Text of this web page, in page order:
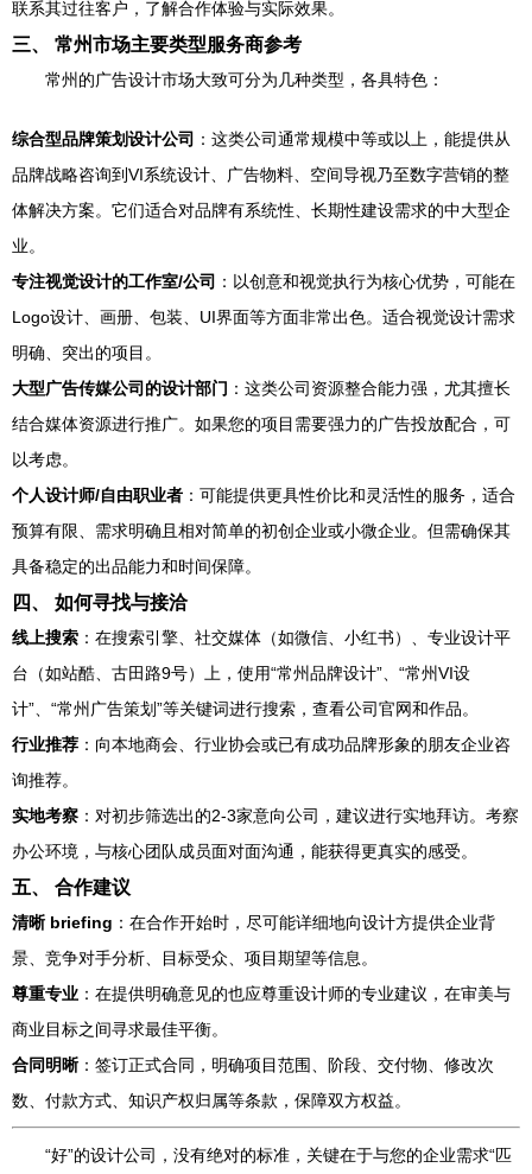
联系其过往客户，了解合作体验与实际效果。
三、 常州市场主要类型服务商参考
常州的广告设计市场大致可分为几种类型，各具特色：
综合型品牌策划设计公司 ：这类公司通常规模中等或以上，能提供从
品牌战略咨询到VI系统设计、广告物料、空间导视乃至数字营销的整
体解决方案。它们适合对品牌有系统性、长期性建设需求的中大型企
业。
专注视觉设计的工作室/公司 ：以创意和视觉执行为核心优势，可能在
Logo设计、画册、包装、UI界面等方面非常出色。适合视觉设计需求
明确、突出的项目。
大型广告传媒公司的设计部门 ：这类公司资源整合能力强，尤其擅长
结合媒体资源进行推广。如果您的项目需要强力的广告投放配合，可
以考虑。
个人设计师/自由职业者 ：可能提供更具性价比和灵活性的服务，适合
预算有限、需求明确且相对简单的初创企业或小微企业。但需确保其
具备稳定的出品能力和时间保障。
四、 如何寻找与接洽
线上搜索 ：在搜索引擎、社交媒体（如微信、小红书）、专业设计平
台（如站酷、古田路9号）上，使用“常州品牌设计”、“常州VI设
计”、“常州广告策划”等关键词进行搜索，查看公司官网和作品。
行业推荐 ：向本地商会、行业协会或已有成功品牌形象的朋友企业咨
询推荐。
实地考察 ：对初步筛选出的2-3家意向公司，建议进行实地拜访。考察
办公环境，与核心团队成员面对面沟通，能获得更真实的感受。
五、 合作建议
清晰 briefing ：在合作开始时，尽可能详细地向设计方提供企业背
景、竞争对手分析、目标受众、项目期望等信息。
尊重专业 ：在提供明确意见的也应尊重设计师的专业建议，在审美与
商业目标之间寻求最佳平衡。
合同明晰：签订正式合同，明确项目范围、阶段、交付物、修改次
数、付款方式、知识产权归属等条款，保障双方权益。
“好”的设计公司，没有绝对的标准，关键在于与您的企业需求“匹